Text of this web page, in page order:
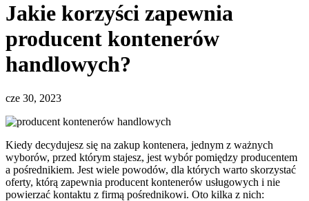
Jakie korzyści zapewnia
producent kontenerów
handlowych?
cze 30, 2023
Kiedy decydujesz się na zakup kontenera, jednym z ważnych
wyborów, przed którym stajesz, jest wybór pomiędzy producentem
a pośrednikiem. Jest wiele powodów, dla których warto skorzystać
oferty, którą zapewnia producent kontenerów usługowych i nie
powierzać kontaktu z firmą pośrednikowi. Oto kilka z nich: